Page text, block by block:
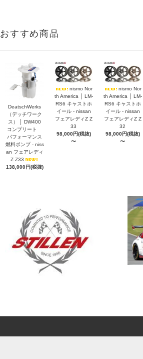
おすすめ商品
DeatschWerks
（デッチワーク
ス） │ DW400
コンプリート
パフォーマンス
燃料ポンプ - niss
an フェアレディ
Z Z33
138,000円(税抜)
nismo Nor
th America │ LM-
RS6 キャストホ
イール - nissan
フェアレディZ Z
33
98,000円(税抜)
〜
nismo Nor
th America │ LM-
RS6 キャストホ
イール - nissan
フェアレディZ Z
32
98,000円(税抜)
〜